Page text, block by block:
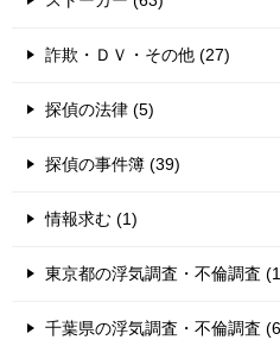
詐欺・ＤＶ・その他 (27)
探偵の法律 (5)
探偵の事件簿 (39)
情報求む (1)
東京都の浮気調査・不倫調査
千葉県の浮気調査・不倫調査